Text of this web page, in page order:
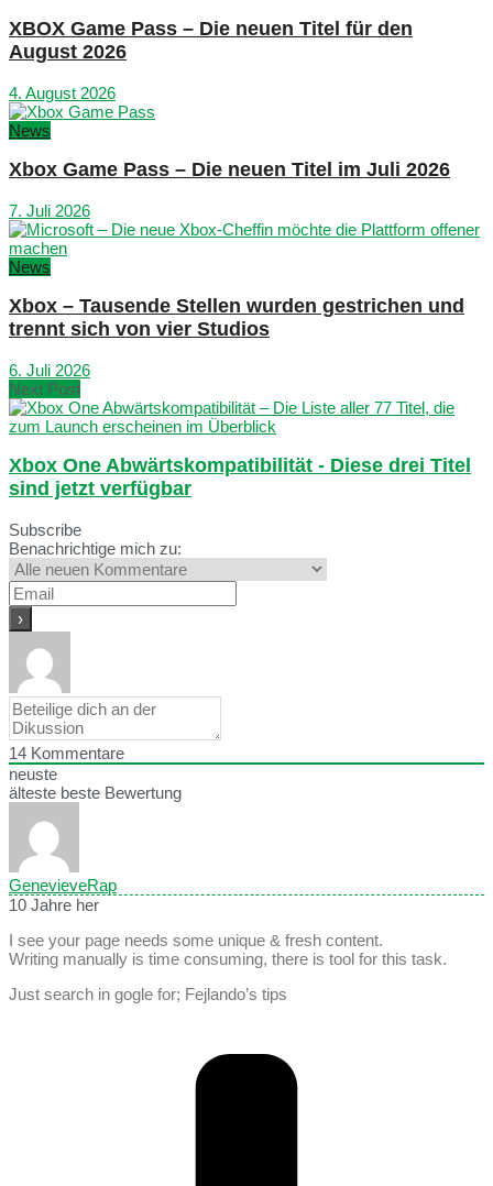
XBOX Game Pass – Die neuen Titel für den
August 2026
4. August 2026
News
Xbox Game Pass – Die neuen Titel im Juli 2026
7. Juli 2026
News
Xbox – Tausende Stellen wurden gestrichen und
trennt sich von vier Studios
6. Juli 2026
Next Post
Xbox One Abwärtskompatibilität - Diese drei Titel
sind jetzt verfügbar
Subscribe
Benachrichtige mich zu:
14 Kommentare
neuste
älteste beste Bewertung
GenevieveRap
10 Jahre her
I see your page needs some unique & fresh content.
Writing manually is time consuming, there is tool for this task.
Just search in gogle for; Fejlando’s tips